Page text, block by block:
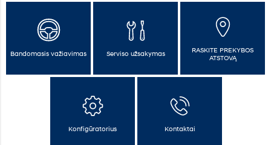
Bandomasis važiavimas Serviso užsakymas
RASKITE PREKYBOS
ATSTOVĄ
Konfigūratorius Kontaktai